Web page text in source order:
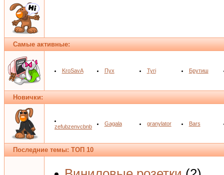
Самые активные:
KroSavA Пух Tyri Брутиш
Новички:
zefubzenvcbnb Gagala granylator Bars
Последние темы: ТОП 10